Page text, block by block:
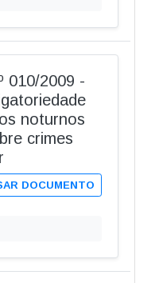
010/2009 -
noturnos
crimes
DOCUMENTO